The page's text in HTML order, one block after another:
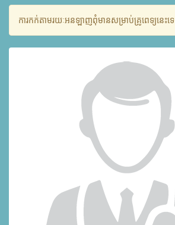
ការកក់តាមរយៈអនឡាញពុំមានសម្រាប់គ្រូពេទ្យនេះទេ